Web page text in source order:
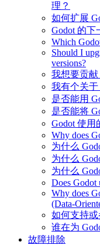
理？
如何扩展
Godot 的下
Which
Should I
versions?
我想要贡献
我有个关于
是否能用
是否能将
Godot 使用
Why does
为什么
为什么
为什么
Does Godot
Why does
(Data-
如何支持或
谁在为
故障排除